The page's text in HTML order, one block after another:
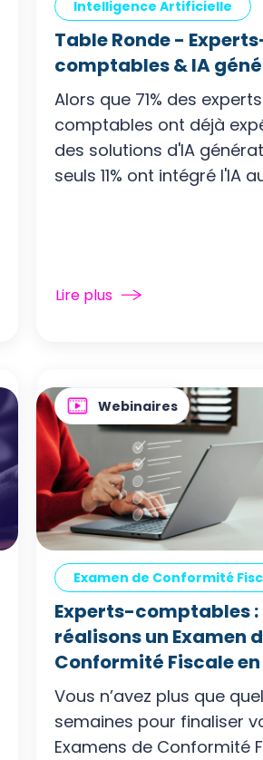
Intelligence Artificielle
Table Ronde -
comptables & IA
Alors que 71% des
comptables ont déjà
des solutions d'IA
seuls 11% ont intégré l'IA
Lire plus
Webinaires
Examen de Conformité
Experts-comptables :
réalisons un Examen
Conformité Fiscale
Vous n’avez plus que
semaines pour finaliser
Examens de Conformité